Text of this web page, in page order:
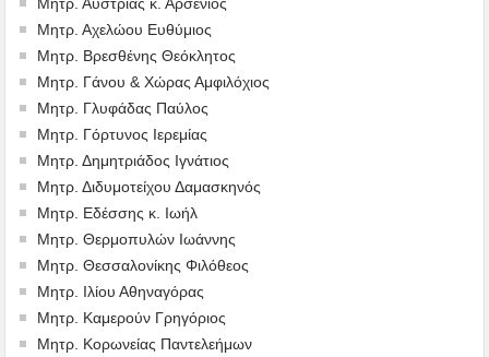
Μητρ. Αχελώου Ευθύμιος
Μητρ. Βρεσθένης Θεόκλητος
Μητρ. Γάνου & Χώρας Αμφιλόχιος
Μητρ. Γλυφάδας Παύλος
Μητρ. Γόρτυνος Ιερεμίας
Μητρ. Δημητριάδος Ιγνάτιος
Μητρ. Διδυμοτείχου Δαμασκηνός
Μητρ. Εδέσσης κ. Ιωήλ
Μητρ. Θερμοπυλών Ιωάννης
Μητρ. Θεσσαλονίκης Φιλόθεος
Μητρ. Ιλίου Αθηναγόρας
Μητρ. Καμερούν Γρηγόριος
Μητρ. Κορωνείας Παντελεήμων